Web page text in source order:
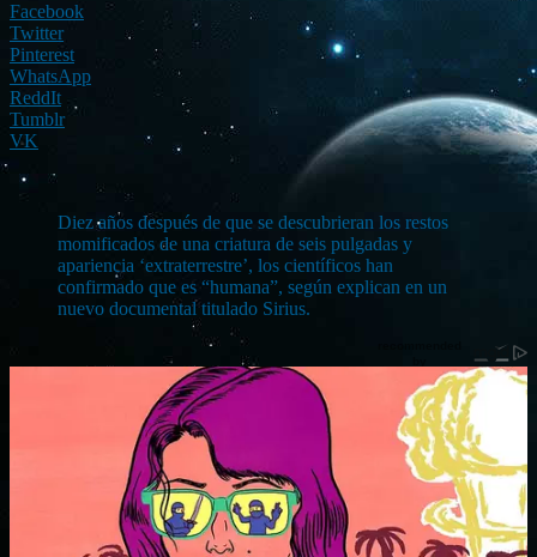
Facebook
Twitter
Pinterest
WhatsApp
ReddIt
Tumblr
VK
Diez años después de que se descubrieran los restos
momificados de una criatura de seis pulgadas y
apariencia ‘extraterrestre’, los científicos han
confirmado que es “humana”, según explican en un
nuevo documental titulado Sirius.